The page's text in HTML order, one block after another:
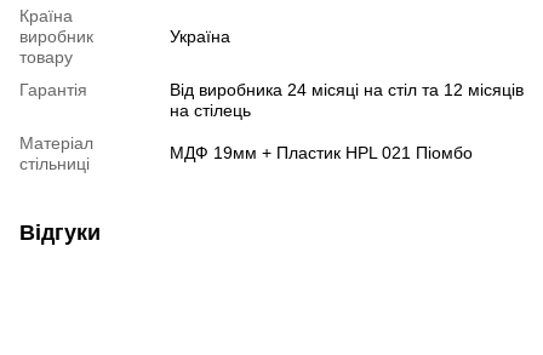
Країна
виробник
товару
Україна
Гарантія
Від виробника 24 місяці на стіл та 12 місяців
на стілець
Матеріал
стільниці
МДФ 19мм + Пластик HPL 021 Піомбо
Відгуки